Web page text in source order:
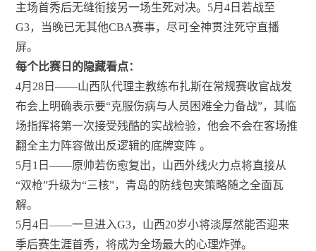
主场首秀后无缝衔接另一场生死对决。5月4日若战至
G3，当晚已无其他CBA赛事，尽可全神贯注死守直播
屏。
每个比赛日的隐藏看点：
4月28日——山西队代理主教练布扎斯在常规赛收官战发
布会上明确表示要“克服伤病与人员困难全力备战”，其临
场指挥将第一次接受残酷的实战检验，他会不会在客场推
翻全主力阵容做出反逻辑的底牌变阵 。
5月1日——原帅若伤愈复出，山西外线火力点将直接从
“双枪”升级为“三核”，青岛的防线包夹策略随之全面瓦
解。
5月4日——一旦进入G3，山西20岁小将淡厚然能否迎来
季后赛生涯首秀，将成为全场最大的心理炸弹。